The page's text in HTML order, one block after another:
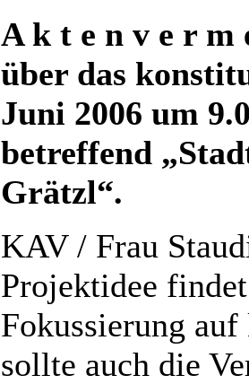
A k t e n v e r m
über das
Juni 2006 um
betreffend
Grätzl“.
KAV / Frau
Projektidee
Fokussierung
sollte auch die